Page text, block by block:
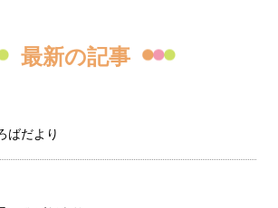
最新の記事
ばだより